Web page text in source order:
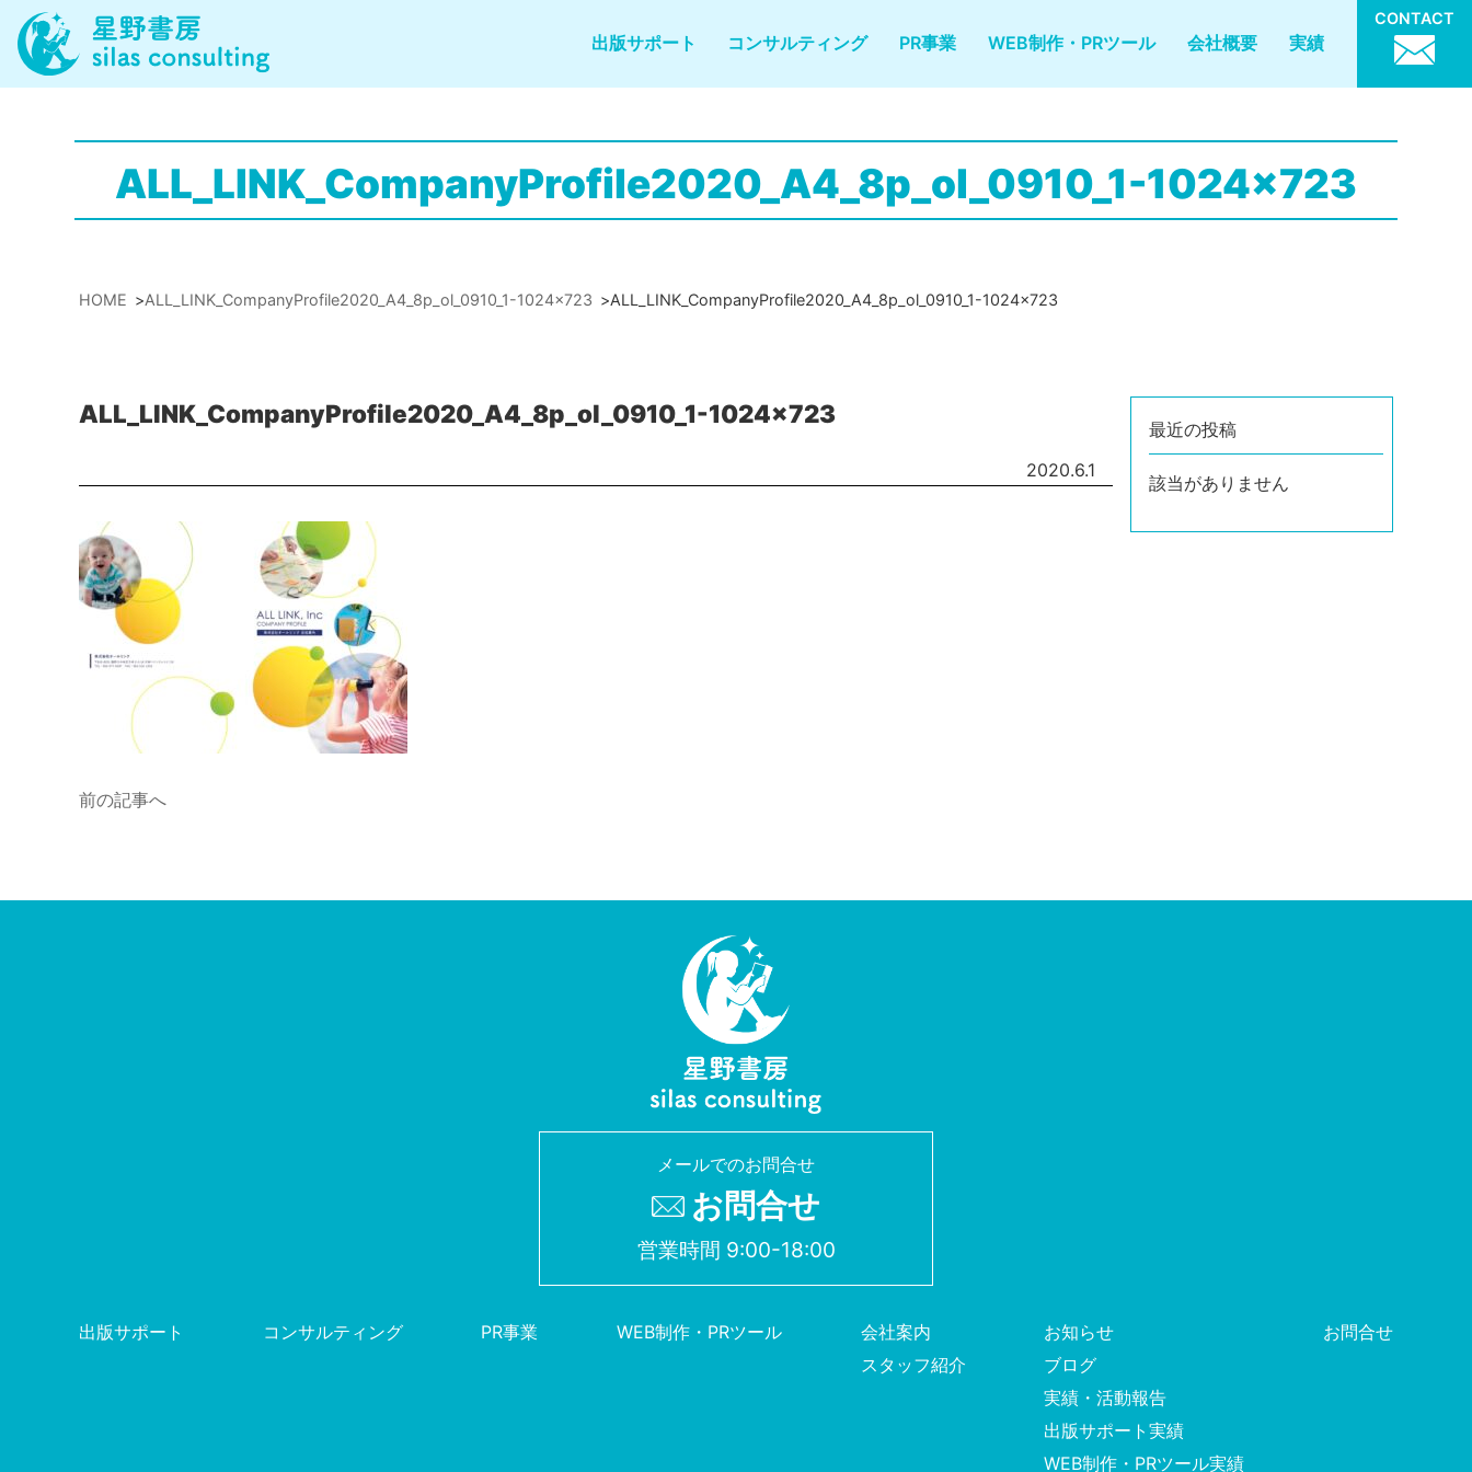
出版サポート コンサルティング PR事業 WEB制作・PRツール 会社概要 実績
CONTACT
ALL_LINK_CompanyProfile2020_A4_8p_ol_0910_1-1024x723
HOME >ALL_LINK_CompanyProfile2020_A4_8p_ol_0910_1-1024x723 >ALL_LINK_CompanyProfile2020_A4_8p_ol_0910_1-1024x723
ALL_LINK_CompanyProfile2020_A4_8p_ol_0910_1-1024x723
2020.6.1
前の記事へ
最近の投稿
該当がありません
メールでのお問合せ
お問合せ
営業時間 9:00-18:00
出版サポート コンサルティング PR事業 WEB制作・PRツール
会社案内
スタッフ紹介
お知らせ
ブログ
実績・活動報告
出版サポート実績
WEB制作・PRツール実績
お問合せ